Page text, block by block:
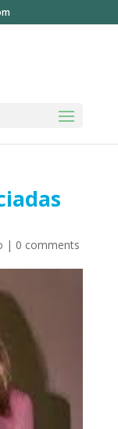
| 0 comments